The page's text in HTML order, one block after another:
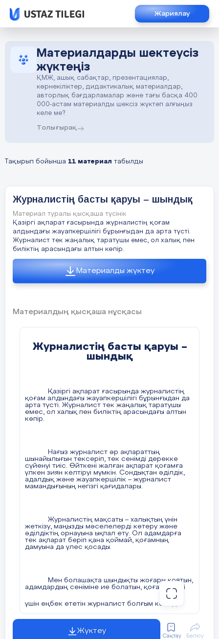
Жариялау
Материалдарды шектеусіз
жүктеңіз
ҚМЖ, ашық сабақтар, презентациялар,
көрнекіліктер, дидактикалық материалдар,
авторлық бағдарламалар және тағы басқа 400
000-астам материалды шексіз жүктеп алғыңыз
келе ме?
Толығырақ
Тақырып бойынша 11 материал табылды
Журналистің басты қаруы – шындық
Материал туралы қысқаша түсінік
Қазіргі ақпарат ғасырында журналистің қоғам
алдындағы жауапкершілігі бұрынғыдан да арта түсті.
Журналист тек жаңалық таратушы емес, ол халық пен
биліктің арасындағы алтын көпір.
Материалды жүктеу
Материалдың қысқаша нұсқасы
Журналистің басты қаруы –
шындық
Қазіргі ақпарат ғасырында журналистің
қоғам алдындағы жауапкершілігі бұрынғыдан да
арта түсті. Журналист тек жаңалық таратушы
емес, ол халық пен биліктің арасындағы алтын
көпір.
Нағыз журналист әр ақпараттың
шынайылығын тексеріп, тек сенімді дерекке
сүйенуі тиіс. Өйткені жалған ақпарат қоғамға
үлкен зиян келтіруі мүмкін. Сондықтан әділдік,
адалдық және жауапкершілік – журналист
мамандығының негізгі қағидалары.
Журналистің мақсаты – халықтың үнін
жеткізу, маңызды мәселелерді көтеру және
әділдіктің орнауына ықпал ету. Ол адамдарға
тек ақпарат беріп қана қоймай, қоғамның
дамуына да үлес қосады.
Мен болашақта шындықты жоғары қоятын,
адамдардың сеніміне ие болатын, қоғам игілігі
үшін еңбек ететін журналист болғым келеді.
Жүктеу
Сақтау Бөлісу